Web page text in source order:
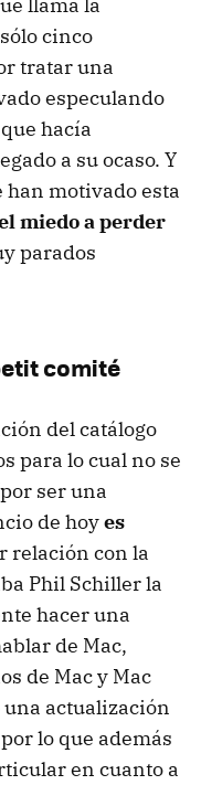
cinco
tratar una
especulando
hacía
a su ocaso. Y
han motivado esta
miedo a perder
parados
comité
del catálogo
para lo cual no se
ser una
de hoyes
relación con la
Phil Schiller la
hacer una
de Mac,
de Mac y Mac
actualización
lo que además
en cuanto a